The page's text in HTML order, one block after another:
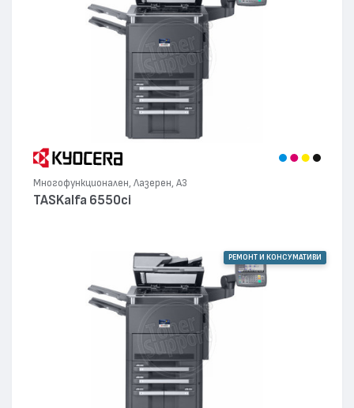
Многофункционален, Лазерен, А3
TASKalfa 6550ci
РЕМОНТ И КОНСУМАТИВИ